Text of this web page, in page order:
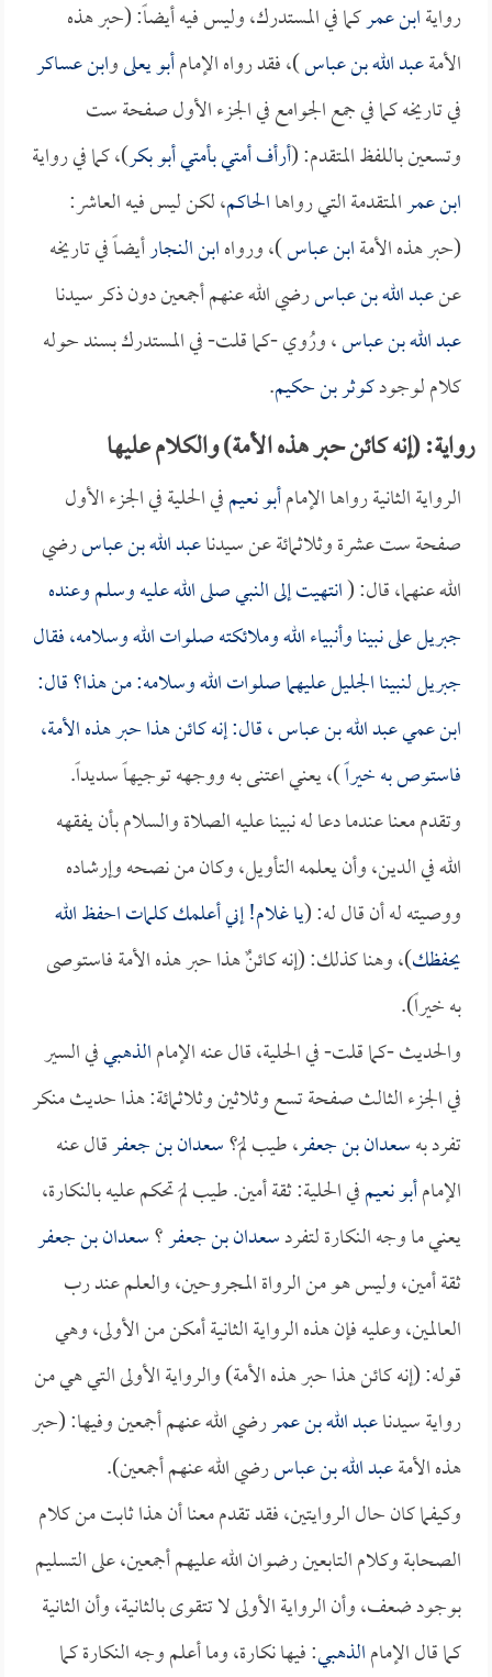
روايةابن عمركما في المستدرك، وليس فيه أيضاً: (حبر هذه
الأمةعبد الله بن عباس)، فقد رواه الإمامأبو يعلىوابن عساكر
في تاريخه كما في جمع الجوامع في الجزء الأول صفحة ست
وتسعين باللفظ المتقدم: (أرأف أمتي بأمتيأبو بكر)، كما في رواية
ابن عمرالمتقدمة التي رواهاالحاكم، لكن ليس فيه العاشر:
(حبر هذه الأمةابن عباس)، ورواهابن النجارأيضاً في تاريخه
عنعبد الله بن عباسرضي الله عنهم أجمعين دون ذكر سيدنا
عبد الله بن عباس، ورُوي -كما قلت- في المستدرك بسند حوله
كلام لوجودكوثر بن حكيم.
رواية: (إنه كائن حبر هذه الأمة) والكلام عليها
الرواية الثانية رواها الإمامأبو نعيمفي الحلية في الجزء الأول
صفحة ست عشرة وثلاثمائة عن سيدناعبد الله بن عباسرضي
الله عنهما، قال: (انتهيت إلى النبي صلى الله عليه وسلم وعنده
جبريل على نبينا وأنبياء الله وملائكته صلوات الله وسلامه، فقال
جبريل لنبينا الجليل عليهما صلوات الله وسلامه: من هذا؟ قال:
ابن عميعبد الله بن عباس، قال: إنه كائن هذا حبر هذه الأمة،
فاستوص به خيراً)، يعني اعتنى به ووجهه توجيهاً سديداً.
وتقدم معنا عندما دعا له نبينا عليه الصلاة والسلام بأن يفقهه
الله في الدين، وأن يعلمه التأويل، وكان من نصحه وإرشاده
ووصيته له أن قال له: (يا غلام! إني أعلمك كلمات احفظ الله
يحفظك)، وهنا كذلك: (إنه كائنٌ هذا حبر هذه الأمة فاستوصى
به خيراً).
والحديث -كما قلت- في الحلية، قال عنه الإمامالذهبيفي السير
في الجزء الثالث صفحة تسع وثلاثين وثلاثمائة: هذا حديث منكر
تفرد بهسعدان بن جعفر، طيب لمَ؟سعدان بن جعفرقال عنه
الإمامأبو نعيمفي الحلية: ثقة أمين. طيب لمَ تحكم عليه بالنكارة،
يعني ما وجه النكارة لتفردسعدان بن جعفر؟سعدان بن جعفر
ثقة أمين، وليس هو من الرواة المجروحين، والعلم عند رب
العالمين، وعليه فإن هذه الرواية الثانية أمكن من الأولى، وهي
قوله: (إنه كائن هذا حبر هذه الأمة) والرواية الأولى التي هي من
رواية سيدناعبد الله بن عمررضي الله عنهم أجمعين وفيها: (حبر
هذه الأمةعبد الله بن عباسرضي الله عنهم أجمعين).
وكيفما كان حال الروايتين، فقد تقدم معنا أن هذا ثابت من كلام
الصحابة وكلام التابعين رضوان الله عليهم أجمعين، على التسليم
بوجود ضعف، وأن الرواية الأولى لا تتقوى بالثانية، وأن الثانية
كما قال الإمامالذهبي: فيها نكارة، وما أعلم وجه النكارة كما